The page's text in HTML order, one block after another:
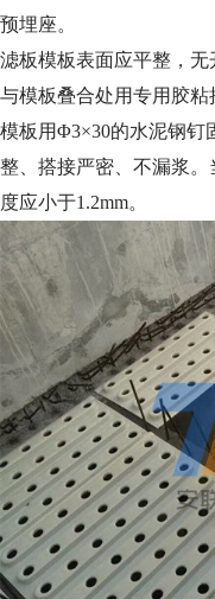
预埋座。
滤板模板表面应平整，
与模板叠合处用专用胶粘
模板用Φ3×30的水泥钢钉
整、搭接严密、不漏浆
度应小于1.2mm。